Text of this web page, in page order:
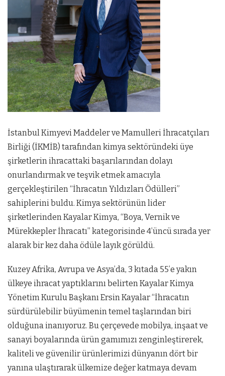
İstanbul Kimyevi Maddeler ve Mamulleri İhracatçıları
Birliği (İKMİB) tarafından kimya sektöründeki üye
şirketlerin ihracattaki başarılarından dolayı
onurlandırmak ve teşvik etmek amacıyla
gerçekleştirilen “İhracatın Yıldızları Ödülleri”
sahiplerini buldu. Kimya sektörünün lider
şirketlerinden Kayalar Kimya, “Boya, Vernik ve
Mürekkepler İhracatı” kategorisinde 4’üncü sırada yer
alarak bir kez daha ödüle layık görüldü.
Kuzey Afrika, Avrupa ve Asya’da, 3 kıtada 55’e yakın
ülkeye ihracat yaptıklarını belirten Kayalar Kimya
Yönetim Kurulu Başkanı Ersin Kayalar “İhracatın
sürdürülebilir büyümenin temel taşlarından biri
olduğuna inanıyoruz. Bu çerçevede mobilya, inşaat ve
sanayi boyalarında ürün gamımızı zenginleştirerek,
kaliteli ve güvenilir ürünlerimizi dünyanın dört bir
yanına ulaştırarak ülkemize değer katmaya devam